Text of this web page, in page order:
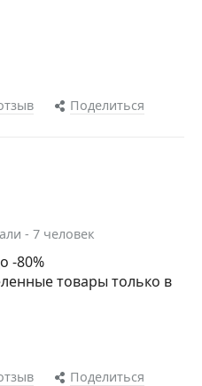
Поделиться
- 7 человек
-80%
товары только в
Поделиться